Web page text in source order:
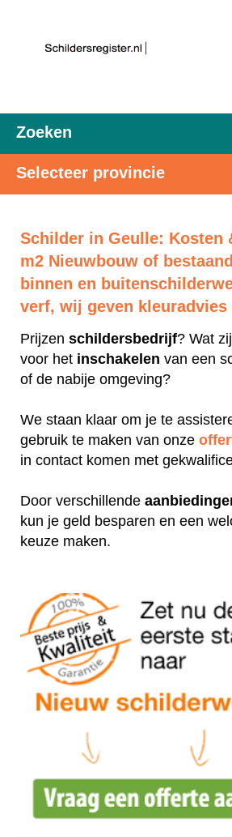
Zoeken
Selecteer provincie
Schilder in Geulle: Kosten
m2 Nieuwbouw of
binnen en
verf, wij geven kleuradvies
Prijzen schildersbedrijf? Wat
voor het inschakelen van een
of de nabije omgeving?
We staan klaar om je te
gebruik te maken van onze
in contact komen met
Door verschillende
kun je geld besparen en een
keuze maken.